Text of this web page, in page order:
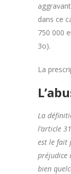
dans ce
750 000
3o).
La
La
l’article
est le fait
préjudice
bien